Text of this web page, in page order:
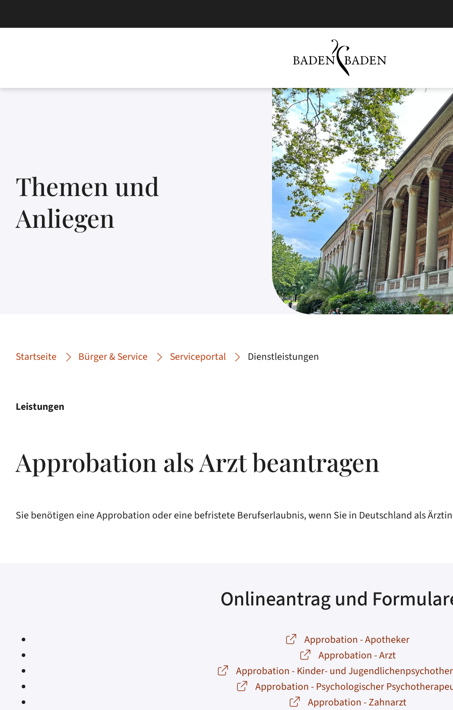
Themen und
Anliegen
Startseite Bürger & Service Serviceportal Dienstleistungen
Leistungen
Approbation als Arzt beantragen
Sie benötigen eine Approbation oder eine befristete Berufserlaubnis, wenn Sie in Deutschland als
Onlineantrag und
Approbation - Apotheker
Approbation - Arzt
Approbation - Kinder- und
Approbation - Psychologischer
Approbation - Zahnarzt